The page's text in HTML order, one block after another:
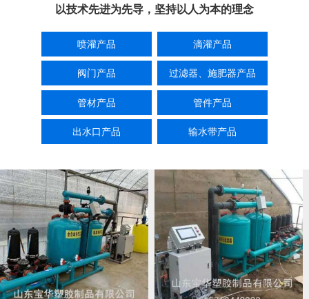
以技术先进为先导，坚持以人为本的理念
喷灌产品 滴灌产品
阀门产品 过滤器、施肥器产品
管材产品 管件产品
出水口产品 输水带产品